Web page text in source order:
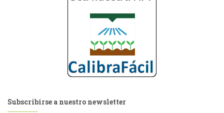
Subscribirse a nuestro newsletter